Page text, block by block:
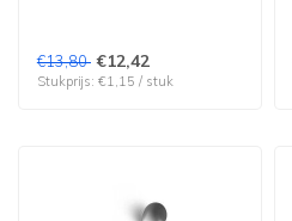
€13,80 €12,42
Stukprijs: €1,15 / stuk